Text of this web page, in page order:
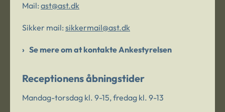
Mail: ast@ast.dk
Sikker mail: sikkermail@ast.dk
Se mere om at kontakte Ankestyrelsen
Receptionens åbningstider
Mandag-torsdag kl. 9-15, fredag kl. 9-13